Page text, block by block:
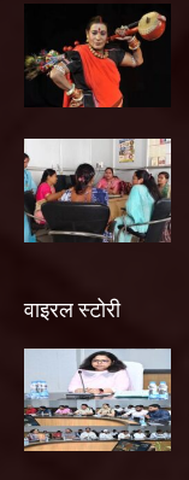
वाइरल स्टोरी